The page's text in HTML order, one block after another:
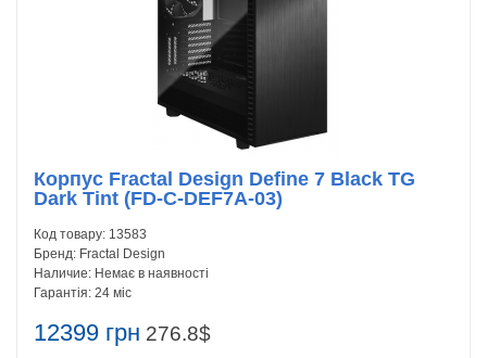
12399 грн 276.8$
Корпус Fractal Design Define 7 Black TG
Dark Tint (FD-C-DEF7A-03)
Код товару: 13583
Бренд: Fractal Design
Наличие: Немає в наявності
Гарантія: 24 міс